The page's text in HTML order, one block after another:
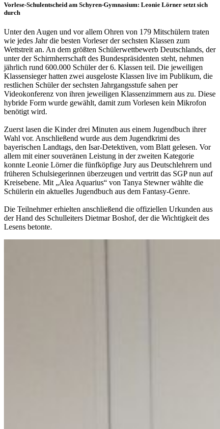
Vorlese-Schulentscheid am Schyren-Gymnasium: Leonie Lörner setzt sich
durch
Unter den Augen und vor allem Ohren von 179 Mitschülern traten
wie jedes Jahr die besten Vorleser der sechsten Klassen zum
Wettstreit an. An dem größten Schülerwettbewerb Deutschlands, der
unter der Schirmherrschaft des Bundespräsidenten steht, nehmen
jährlich rund 600.000 Schüler der 6. Klassen teil. Die jeweiligen
Klassensieger hatten zwei ausgeloste Klassen live im Publikum, die
restlichen Schüler der sechsten Jahrgangsstufe sahen per
Videokonferenz von ihren jeweiligen Klassenzimmern aus zu. Diese
hybride Form wurde gewählt, damit zum Vorlesen kein Mikrofon
benötigt wird.
Zuerst lasen die Kinder drei Minuten aus einem Jugendbuch ihrer
Wahl vor. Anschließend wurde aus dem Jugendkrimi des
bayerischen Landtags, den Isar-Detektiven, vom Blatt gelesen. Vor
allem mit einer souveränen Leistung in der zweiten Kategorie
konnte Leonie Lörner die fünfköpfige Jury aus Deutschlehrern und
früheren Schulsiegerinnen überzeugen und vertritt das SGP nun auf
Kreisebene. Mit „Alea Aquarius“ von Tanya Stewner wählte die
Schülerin ein aktuelles Jugendbuch aus dem Fantasy-Genre.
Die Teilnehmer erhielten anschließend die offiziellen Urkunden aus
der Hand des Schulleiters Dietmar Boshof, der die Wichtigkeit des
Lesens betonte.